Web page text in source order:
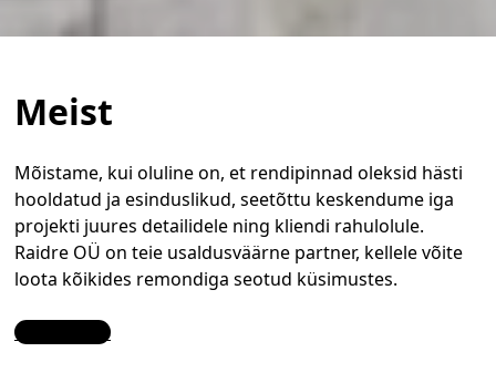
Meist
Mõistame, kui oluline on, et rendipinnad oleksid hästi
hooldatud ja esinduslikud, seetõttu keskendume iga
projekti juures detailidele ning kliendi rahulolule.
Raidre OÜ on teie usaldusväärne partner, kellele võite
loota kõikides remondiga seotud küsimustes.
Contact Us